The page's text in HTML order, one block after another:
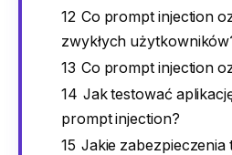
12 Co prompt injection
zwykłych
13 Co prompt injection
14 Jak testować
prompt injection?
15 Jakie zabezpieczenia